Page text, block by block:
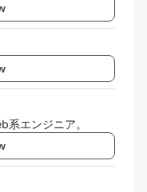
エンジニア。